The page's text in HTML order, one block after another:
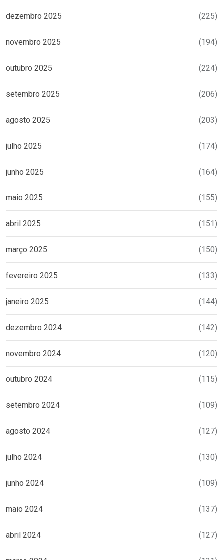
dezembro 2025 (225)
novembro 2025 (194)
outubro 2025 (224)
setembro 2025 (206)
agosto 2025 (203)
julho 2025 (174)
junho 2025 (164)
maio 2025 (155)
abril 2025 (151)
março 2025 (150)
fevereiro 2025 (133)
janeiro 2025 (144)
dezembro 2024 (142)
novembro 2024 (120)
outubro 2024 (115)
setembro 2024 (109)
agosto 2024 (127)
julho 2024 (130)
junho 2024 (109)
maio 2024 (137)
abril 2024 (127)